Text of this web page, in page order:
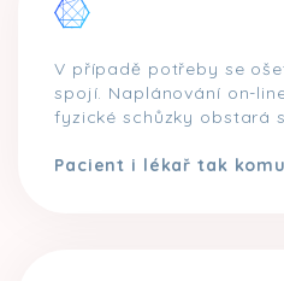
V případě potřeby se
spojí. Naplánování on-
fyzické schůzky obstará
Pacient i lékař tak